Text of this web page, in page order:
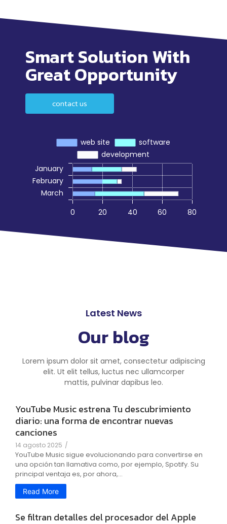
Smart Solution With
Great Opportunity
contact us
Latest News
Our blog
Lorem ipsum dolor sit amet, consectetur adipiscing
elit. Ut elit tellus, luctus nec ullamcorper
mattis, pulvinar dapibus leo.
YouTube Music estrena Tu descubrimiento
diario: una forma de encontrar nuevas
canciones
14 agosto 2025 /
YouTube Music sigue evolucionando para convertirse en
una opción tan llamativa como, por ejemplo, Spotify. Su
principal ventaja es, por ahora,...
Read More
Se filtran detalles del procesador del Apple